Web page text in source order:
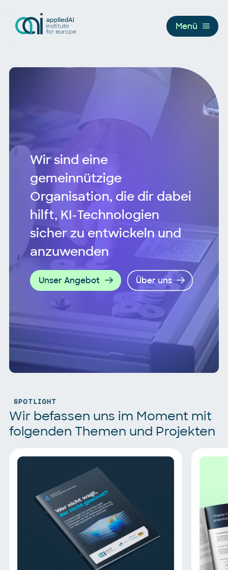
Menü
Wir sind eine
gemeinnützige
Organisation, die dir dabei
hilft, KI-Technologien
sicher zu entwickeln und
anzuwenden
Unser Angebot Über uns
Wir befassen uns im Moment mit
folgenden Themen und Projekten
SPOTLIGHT